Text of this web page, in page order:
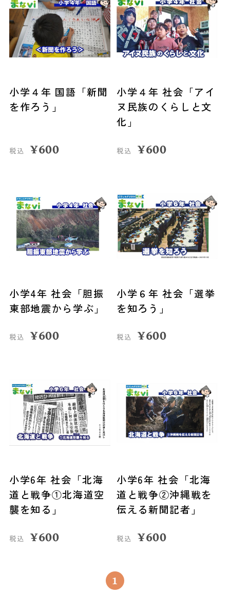
小学４年 国語「新聞
を作ろう」
税込 ¥600
小学４年 社会「アイ
ヌ民族のくらしと文
化」
税込 ¥600
小学4年 社会「胆振
東部地震から学ぶ」
税込 ¥600
小学６年 社会「選挙
を知ろう」
税込 ¥600
小学6年 社会「北海
道と戦争①北海道空
襲を知る」
税込 ¥600
小学6年 社会「北海
道と戦争②沖縄戦を
伝える新聞記者」
税込 ¥600
1